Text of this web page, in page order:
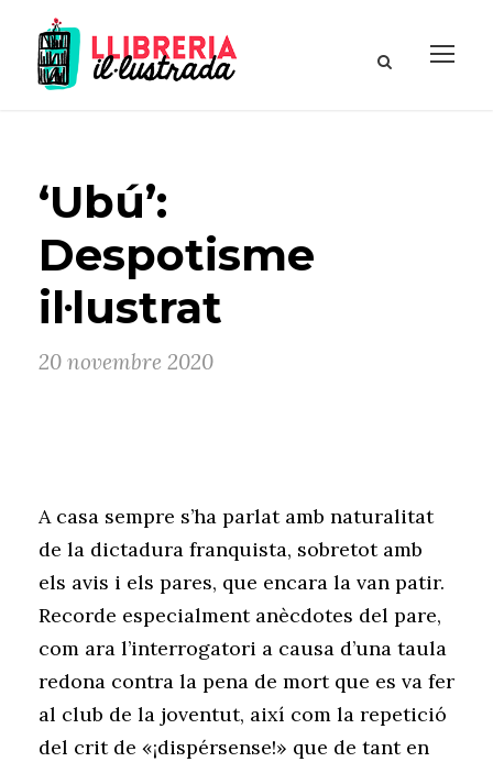
‘Ubú’:
Despotisme
il·lustrat
20 novembre 2020
A casa sempre s’ha parlat amb naturalitat
de la dictadura franquista, sobretot amb
els avis i els pares, que encara la van patir.
Recorde especialment anècdotes del pare,
com ara l’interrogatori a causa d’una taula
redona contra la pena de mort que es va fer
al club de la joventut, així com la repetició
del crit de «¡dispérsense!» que de tant en